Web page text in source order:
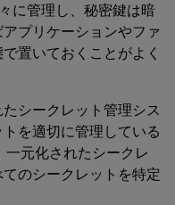
に管理し、秘密鍵は暗
プリケーションやファ
置いておくことがよく
シークレット管理シス
を適切に管理している
一元化されたシークレ
のシークレットを特定